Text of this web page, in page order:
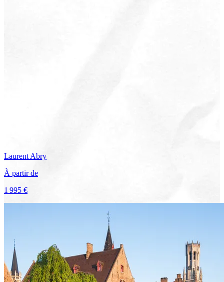
Laurent Abry
À partir de
1 995 €